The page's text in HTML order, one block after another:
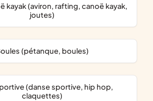
joutes)
Boules (pétanque, boules)
claquettes)